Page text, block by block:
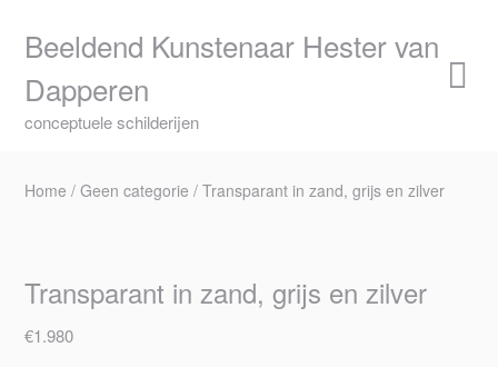
contentBeeldend Kunstenaar Hester van
Dapperen
conceptuele schilderijen
Home /Geen categorie / Transparant in zand, grijs en zilver
Transparant in zand, grijs en zilver
€1.980